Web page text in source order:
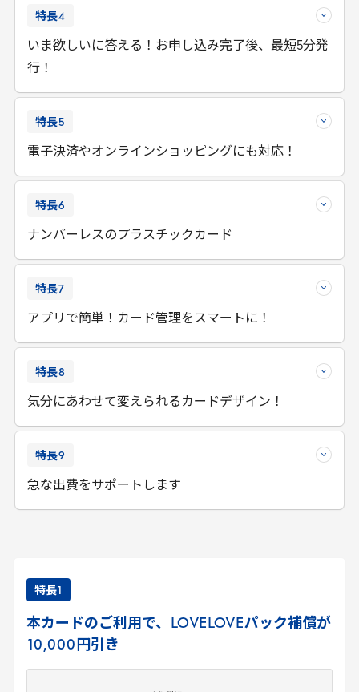
特長4
いま欲しいに答える！お申し込み完了後、最短5分発
行！
特長5
電子決済やオンラインショッピングにも対応！
特長6
ナンバーレスのプラスチックカード
特長7
アプリで簡単！カード管理をスマートに！
特長8
気分にあわせて変えられるカードデザイン！
特長9
急な出費をサポートします
特長1
本カードのご利用で、 LOVELOVEパック補償が
10,000 円引き